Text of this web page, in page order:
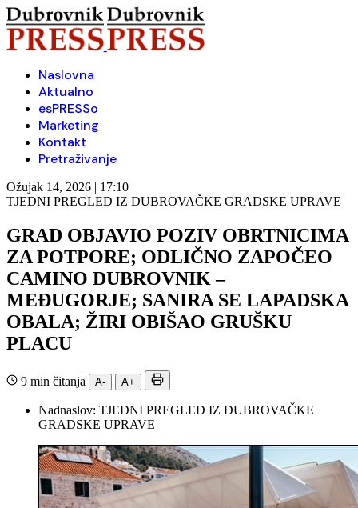
Naslovna
Aktualno
esPRESSo
Marketing
Kontakt
Pretraživanje
Ožujak 14, 2026 | 17:10
TJEDNI PREGLED IZ DUBROVAČKE GRADSKE UPRAVE
GRAD OBJAVIO POZIV OBRTNICIMA
ZA POTPORE; ODLIČNO ZAPOČEO
CAMINO DUBROVNIK –
MEĐUGORJE; SANIRA SE LAPADSKA
OBALA; ŽIRI OBIŠAO GRUŠKU
PLACU
9 min čitanja A- A+
Nadnaslov: TJEDNI PREGLED IZ DUBROVAČKE
GRADSKE UPRAVE